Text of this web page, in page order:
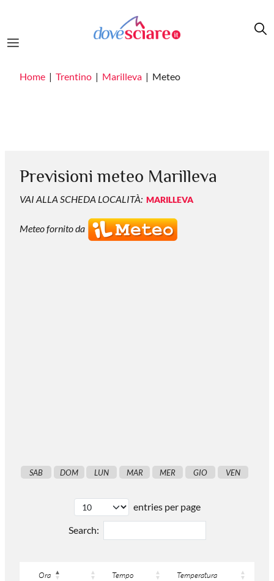
Home Trentino Marilleva Meteo
Previsioni meteo Marilleva
VAI ALLA SCHEDA LOCALITÀ: MARILLEVA
Meteo fornito da
SAB DOM LUN MAR MER GIO VEN
entries per page
Search:
Ora Tempo Temperatura